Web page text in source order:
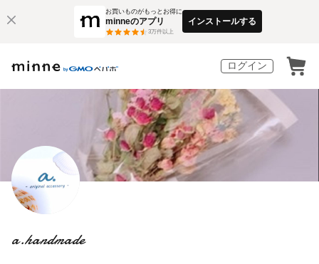
お買いものがもっとお得に
minneのアプリ
3万件以上
インストールする
ログイン
a.handmade